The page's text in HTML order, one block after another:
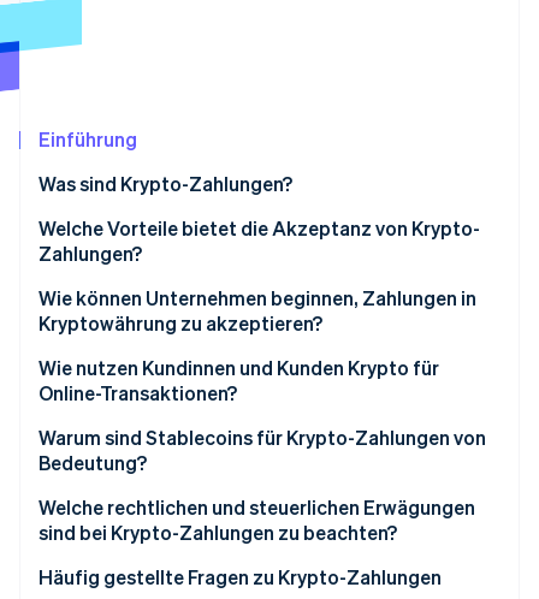
Betrugsprävention
Atlas
Online-Identitätsprüfung
Stripe-Sessions 2026
Jetzt ansehen
Einführung
Was sind Krypto-Zahlungen?
Welche Vorteile bietet die Akzeptanz von Krypto-
Zahlungen?
Wie können Unternehmen beginnen, Zahlungen in
Kryptowährung zu akzeptieren?
Beginnen Sie mit Ihrer Zielgruppe
werden sollen
Legen Sie fest, wie Sie Kryptowährungen
akzeptieren möchten
Planen Sie die Umrechnung und die Einhaltung von
Vorschriften
Wie nutzen Kundinnen und Kunden Krypto für
Online-Transaktionen?
Warum sind Stablecoins für Krypto-Zahlungen von
Bedeutung?
Welche rechtlichen und steuerlichen Erwägungen
sind bei Krypto-Zahlungen zu beachten?
Wie sie klassifiziert werden und was zu erfassen ist
Häufig gestellte Fragen zu Krypto-Zahlungen